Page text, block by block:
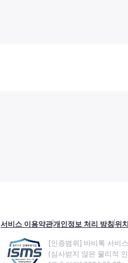
서비스 이용약관개인정보 처리 방침위
[인증범위] 바비톡 서비
(심사받지 않은 물리적